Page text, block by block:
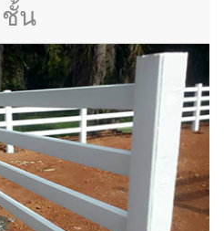
น